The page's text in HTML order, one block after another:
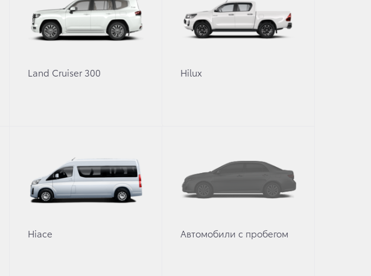
Land Cruiser 300 Hilux
Hiace Автомобили с пробегом